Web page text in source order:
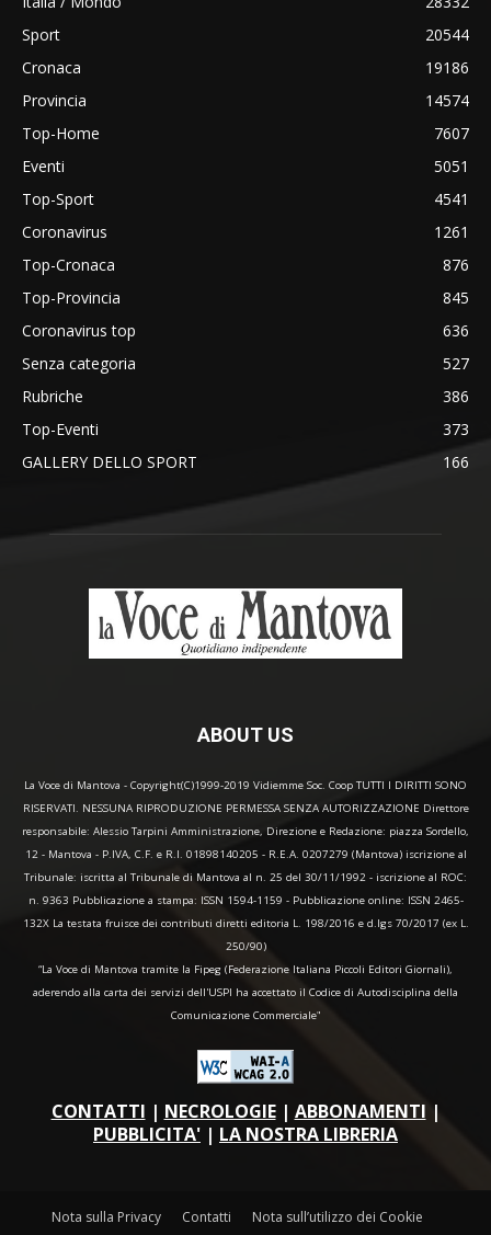
Sport
20544
Cronaca
19186
Provincia
14574
Top-Home
7607
Eventi
5051
Top-Sport
4541
Coronavirus
1261
Top-Cronaca
876
Top-Provincia
845
Coronavirus top
636
Senza categoria
527
Rubriche
386
Top-Eventi
373
GALLERY DELLO SPORT
166
ABOUT US
La Voce di Mantova - Copyright(C)1999-2019 Vidiemme Soc. Coop TUTTI I DIRITTI SONO
RISERVATI. NESSUNA RIPRODUZIONE PERMESSA SENZA AUTORIZZAZIONE Direttore
responsabile: Alessio Tarpini Amministrazione, Direzione e Redazione: piazza Sordello,
12 - Mantova - P.IVA, C.F. e R.I. 01898140205 - R.E.A. 0207279 (Mantova) iscrizione al
Tribunale: iscritta al Tribunale di Mantova al n. 25 del 30/11/1992 - iscrizione al ROC:
n. 9363 Pubblicazione a stampa: ISSN 1594-1159 - Pubblicazione online: ISSN 2465-
132X La testata fruisce dei contributi diretti editoria L. 198/2016 e d.lgs 70/2017 (ex L.
250/90)
“La Voce di Mantova tramite la Fipeg (Federazione Italiana Piccoli Editori Giornali),
aderendo alla carta dei servizi dell'USPI ha accettato il Codice di Autodisciplina della
Comunicazione Commerciale"
CONTATTI | NECROLOGIE| ABBONAMENTI |
PUBBLICITA' | LA NOSTRA LIBRERIA
Nota sulla Privacy Contatti
Nota sull’utilizzo dei Cookie